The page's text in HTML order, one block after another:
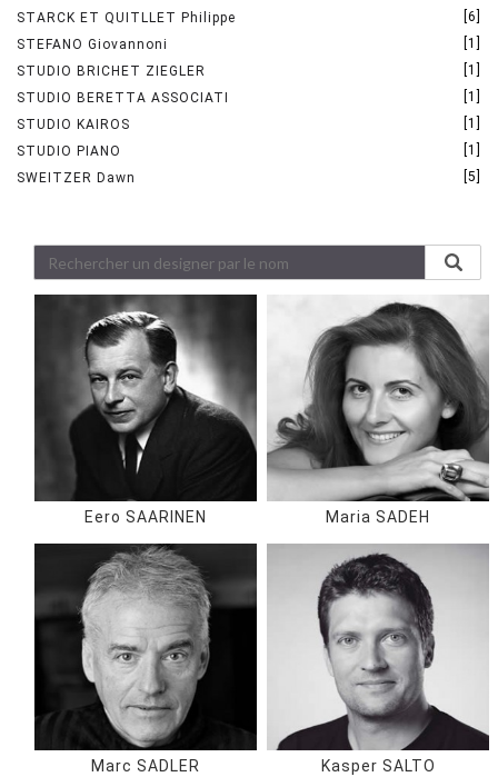
STARCK ET QUITLLET Philippe
[6]
STEFANO Giovannoni
[1]
STUDIO BRICHET ZIEGLER
[1]
STUDIO BERETTA ASSOCIATI
[1]
STUDIO KAIROS
[1]
STUDIO PIANO
[1]
SWEITZER Dawn
[5]
Eero SAARINEN Maria SADEH
Marc SADLER Kasper SALTO